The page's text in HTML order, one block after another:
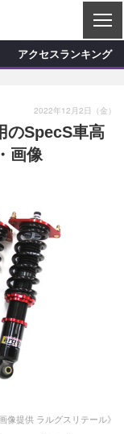
C
L
S
ョップ訪問記
デモカー製作記
マイズ新製品情報
ッズ新製品情報
アクセスランキング
のSpecS車高
画像
2022年12月2日（金）
画像提供 ラルグスリテール》